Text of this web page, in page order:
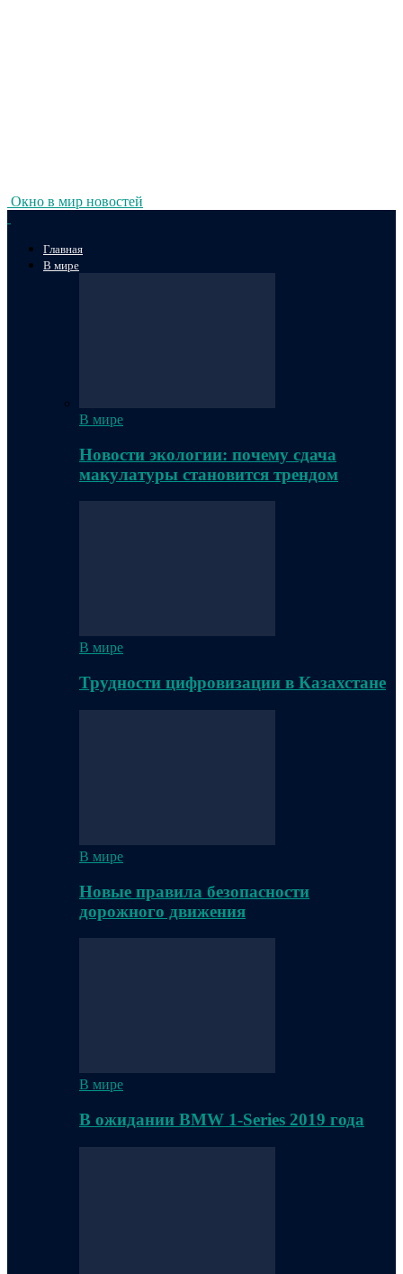
Окно в мир новостей
Главная
В мире
В мире
Новости экологии: почему сдача
макулатуры становится трендом
В мире
Трудности цифровизации в Казахстане
В мире
Новые правила безопасности
дорожного движения
В мире
В ожидании BMW 1-Series 2019 года